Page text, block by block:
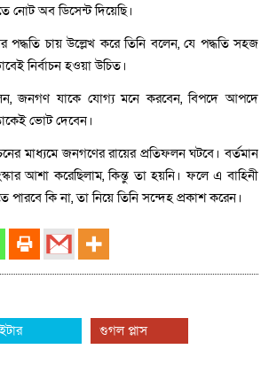
নোট অব ডিসেন্ট দিয়েছি।
চায় উল্লেখ করে তিনি বলেন, যে পদ্ধতি সহজ
নির্বাচন হওয়া উচিত।
জনগণ যাকে যোগ্য মনে করবেন, বিপদে আপদে
ভোট দেবেন।
মাধ্যমে জনগণের রায়ের প্রতিফলন ঘটবে। বর্তমান
আশা করেছিলাম, কিন্তু তা হয়নি। ফলে এ বাহিনী
পারবে কি না, তা নিয়ে তিনি সন্দেহ প্রকাশ করেন।
গুগল প্লাস